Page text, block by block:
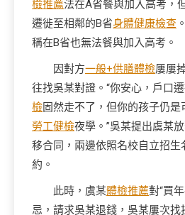
檢推薦法在A省餐與加入高考，
遷徙至相鄰的B省身體健康檢查
稱在B省也無法餐與加入高考。
因對方一般+供膳體檢屢屢
往找吳某對證。“你安心，戶口
檢固然走不了，但你的孩子仍
勞工健檢夜學。”吳某提出虞某
移合同，兩邊依照名校自立招生
約。
此時，虞某體檢推薦對“買
忌，請求吳某退錢，吳某屢次找